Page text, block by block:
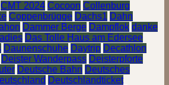
CMT 2024 Cocoon Collenburg
Coppenbrügge Dachs1 Dahn
Dammer Berge Dampflok danke
Das Tolle Haus am Edersee
Daunenschuhe Daytrip Decathlon
Deister Wanderpass Deisterpforte
Deutsche Bahn Deutsches
Deutschlandticket